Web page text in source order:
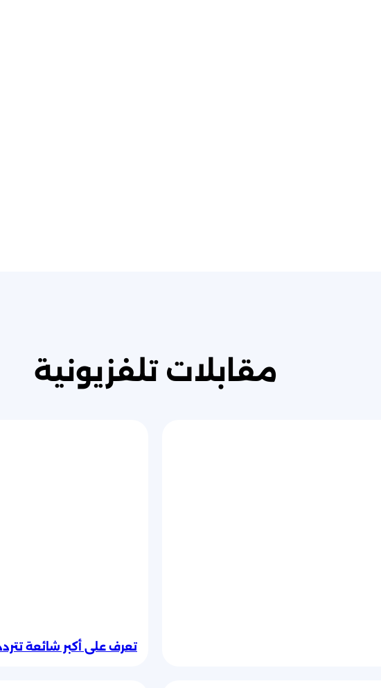
مقابلات تلفزيونية
تعرف على أكبر شائعة